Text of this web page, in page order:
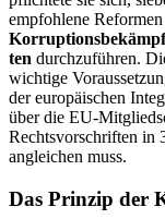
emp­foh­lene
ten durch­zu­füh­ren.
wich­tige
der euro­päi­schen
über die EU-
Rechts­vor­schrif­ten in
anglei­chen muss.
Das Prinzip der